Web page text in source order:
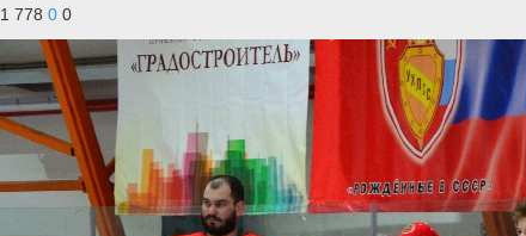
1 778 0 0